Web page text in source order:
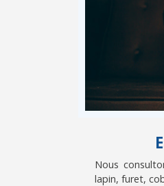
Nous
lapin, furet,